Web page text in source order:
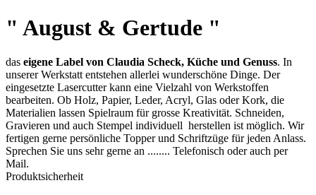
" August & Gertude "
das eigene Label von Claudia Scheck, Küche und Genuss. In
unserer Werkstatt entstehen allerlei wunderschöne Dinge. Der
eingesetzte Lasercutter kann eine Vielzahl von Werkstoffen
bearbeiten. Ob Holz, Papier, Leder, Acryl, Glas oder Kork, die
Materialien lassen Spielraum für grosse Kreativität. Schneiden,
Gravieren und auch Stempel individuell herstellen ist möglich. Wir
fertigen gerne persönliche Topper und Schriftzüge für jeden Anlass.
Sprechen Sie uns sehr gerne an ........ Telefonisch oder auch per
Mail.
Produktsicherheit